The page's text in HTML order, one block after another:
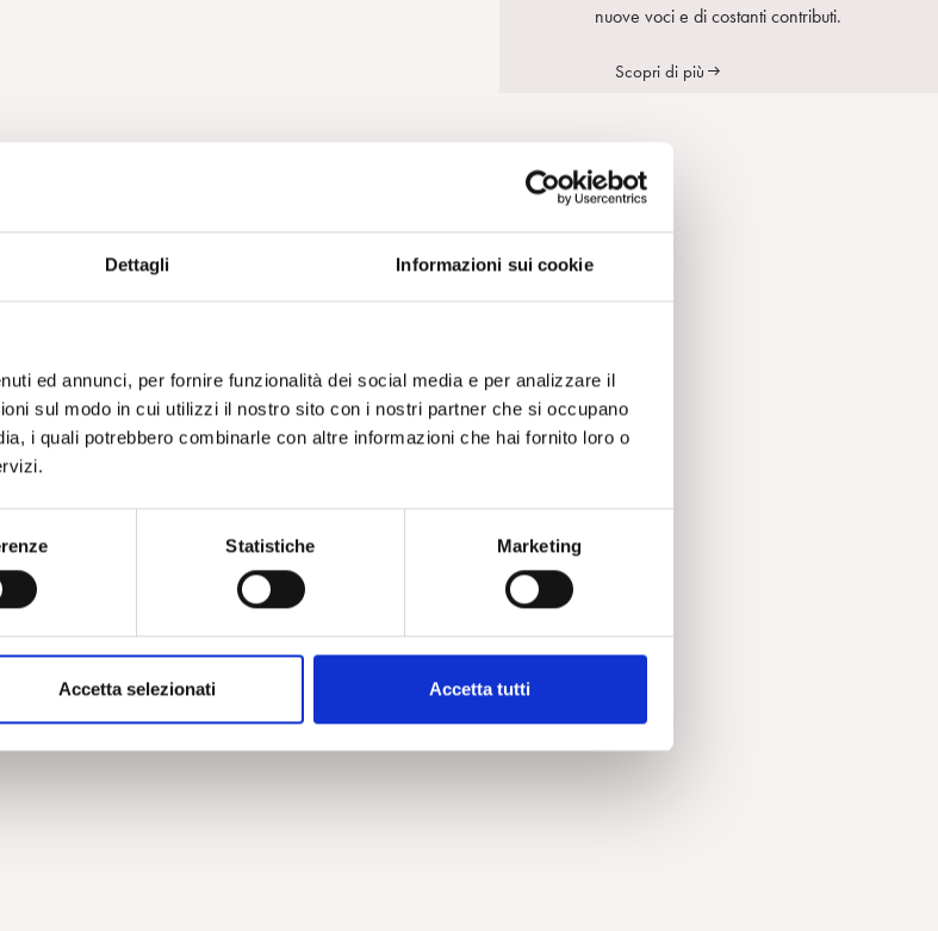
Dettagli Informazioni sui cookie
ed annunci, per fornire funzionalità dei social media e per analizzare il
sul modo in cui utilizzi il nostro sito con i nostri partner che si occupano
i quali potrebbero combinarle con altre informazioni che hai fornito loro o
Statistiche Marketing
Accetta selezionati Accetta tutti
ben formati di S. Thanopulos
la salute mentale? di A. M. Nicolò
nuove voci e di costanti contributi.
Scopri di più